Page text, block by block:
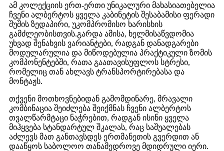
ამ კოლექციის ერთ-ერთი უნიკალური მახასიათებელია
ჩვენი ალბერტოს ყველა კაბინეტის შესაბამისი ფერადი
შუშის ზედაპირი, უკომპრომისო ხარისხის
გამძლეობისთვის.გარდა ამისა, ხელმისაწვდომია
უხვად შენახვის ვარიანტები, რადგან დანადგარები
მოდულარულია და მიწოდებულია პრაქტიკული ზომის
კომპონენტებში, რათა გაათავისუფლოს სტრესი,
რომელიც თან ახლავს ტრანსპორტირებასა და
მონტაჟს.
თქვენი მოთხოვნებიდან გამომდინარე, მრავალი
კომბინაცია შეიძლება შეიქმნას ჩვენი ალბერტოს
თვალწარმტაცი ნაჭრებით, რადგან ისინი ყველა
მიჰყვება სტანდარტულ შკალას, რაც საშუალებას
აძლევს მათ განთავსდეს ერთმანეთის გვერდით ან
დააწყოს საბოლოო თანამედროვე მდიდრული იერი.